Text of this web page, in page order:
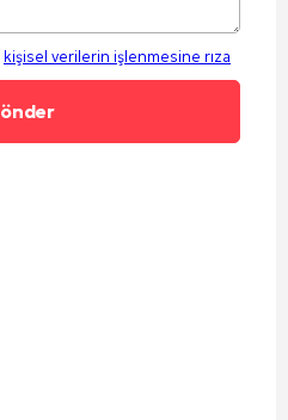
kişisel verilerin işlenmesine rıza